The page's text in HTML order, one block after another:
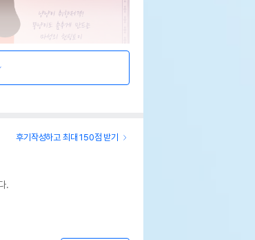
후기작성하고 최대 150점 받기
.